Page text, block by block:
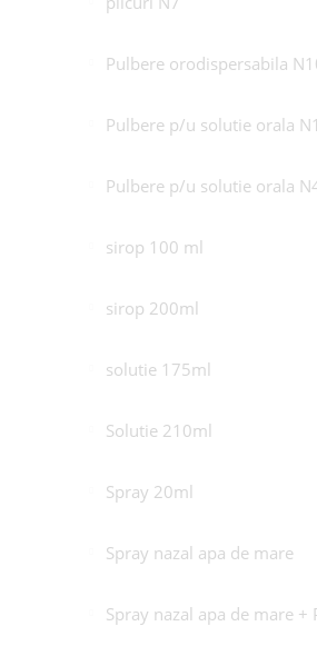
Pulbere orodispersabila
Pulbere p/u solutie orala
Pulbere p/u solutie orala
sirop 100 ml
sirop 200ml
solutie 175ml
Solutie 210ml
Spray 20ml
Spray nazal apa de mare
Spray nazal apa de mare +